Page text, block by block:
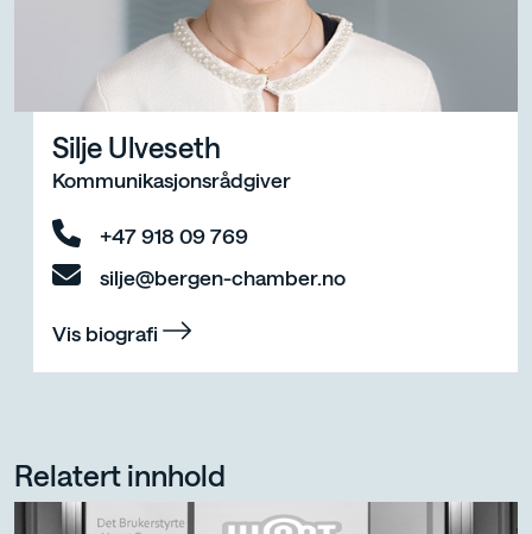
Silje Ulveseth
Kommunikasjonsrådgiver
+47 918 09 769
silje@bergen-chamber.no
Vis biografi
Relatert innhold